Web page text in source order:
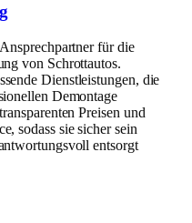
für die
von Schrottautos.
Dienstleistungen, die
Demontage
Preisen und
sodass sie sicher sein
entsorgt